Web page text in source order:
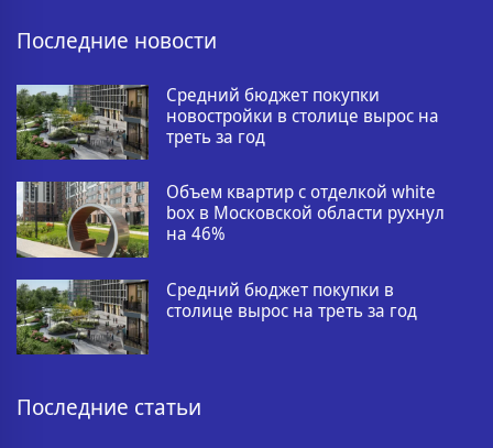
Последние новости
Средний бюджет покупки
новостройки в столице вырос на
треть за год
Объем квартир с отделкой white
box в Московской области рухнул
на 46%
Средний бюджет покупки в
столице вырос на треть за год
Последние статьи